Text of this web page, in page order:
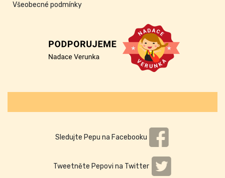
Všeobecné podmínky
Sledujte Pepu na Facebooku
Tweetněte Pepovi na Twitter